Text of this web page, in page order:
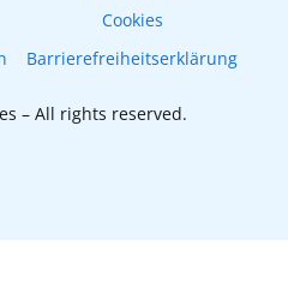
Cookies
Barrierefreiheitserklärung
– All rights reserved.